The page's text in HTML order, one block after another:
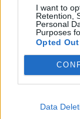
I want to
Retention,
Personal
Purposes
Opted Out
Data
Καρδίτσα:
στην
Σαββάτου
Πυρκαγιά